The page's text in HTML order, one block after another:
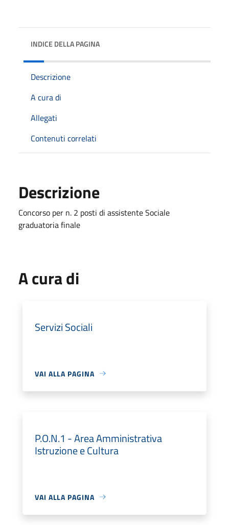
INDICE DELLA PAGINA
Descrizione
A cura di
Allegati
Contenuti correlati
Descrizione
Concorso per n. 2 posti di assistente Sociale
graduatoria finale
A cura di
Servizi Sociali
VAI ALLA PAGINA
P.O.N.1 - Area Amministrativa
Istruzione e Cultura
VAI ALLA PAGINA